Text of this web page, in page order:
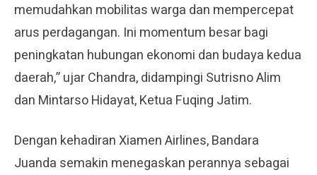
memudahkan mobilitas warga dan mempercepat
arus perdagangan. Ini momentum besar bagi
peningkatan hubungan ekonomi dan budaya kedua
daerah,” ujar Chandra, didampingi Sutrisno Alim
dan Mintarso Hidayat, Ketua Fuqing Jatim.
Dengan kehadiran Xiamen Airlines, Bandara
Juanda semakin menegaskan perannya sebagai